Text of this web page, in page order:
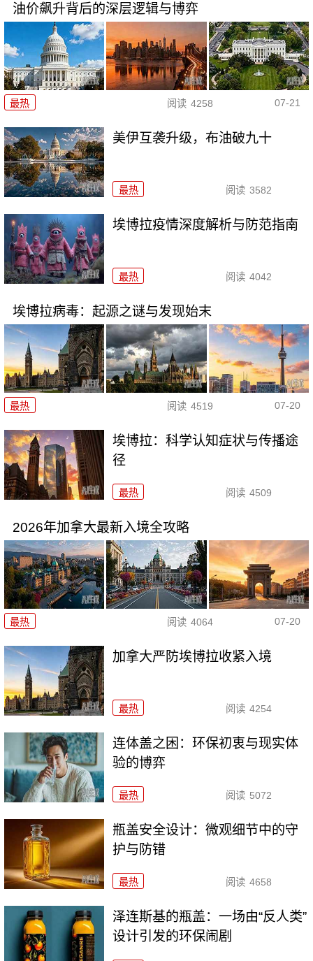
油价飙升背后的深层逻辑与博弈
最热 阅读 4258 07-21
美伊互袭升级，布油破九十
最热 阅读 3582
埃博拉疫情深度解析与防范指南
最热 阅读 4042
埃博拉病毒：起源之谜与发现始末
最热 阅读 4519 07-20
埃博拉：科学认知症状与传播途
径
最热 阅读 4509
2026年加拿大最新入境全攻略
最热 阅读 4064 07-20
加拿大严防埃博拉收紧入境
最热 阅读 4254
连体盖之困：环保初衷与现实体
验的博弈
最热 阅读 5072
瓶盖安全设计：微观细节中的守
护与防错
最热 阅读 4658
泽连斯基的瓶盖：一场由“反人类”
设计引发的环保闹剧